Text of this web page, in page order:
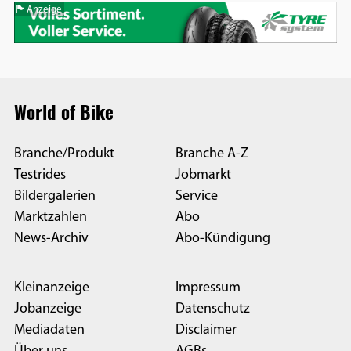
Anzeige
World of Bike
Branche/Produkt
Testrides
Bildergalerien
Marktzahlen
News-Archiv
Branche A-Z
Jobmarkt
Service
Abo
Abo-Kündigung
Kleinanzeige
Jobanzeige
Mediadaten
Impressum
Datenschutz
Disclaimer